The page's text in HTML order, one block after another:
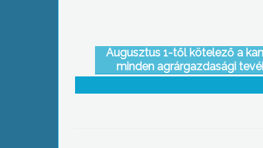
Augusztus 1-től kötelező a
minden agrárgazdasági
folytató személy és
számára